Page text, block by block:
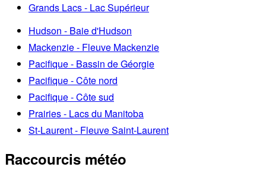
Grands Lacs - Lac Supérieur
Hudson - Baie d'Hudson
Mackenzie - Fleuve Mackenzie
Pacifique - Bassin de Géorgie
Pacifique - Côte nord
Pacifique - Côte sud
Prairies - Lacs du Manitoba
St-Laurent - Fleuve Saint-Laurent
Raccourcis météo